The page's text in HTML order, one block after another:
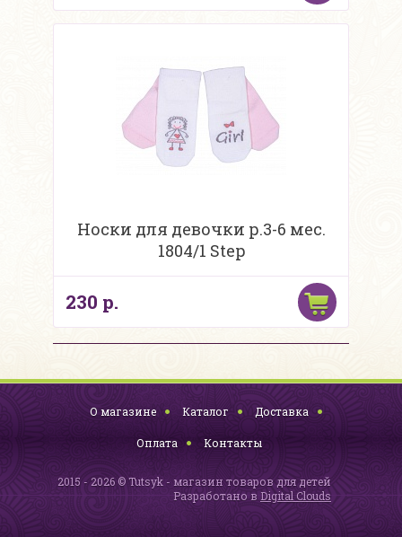
Носки для девочки р.3-6 мес.
1804/1 Step
230 р.
О магазине Каталог Доставка
Оплата Контакты
2015 - 2026 © Tutsyk - магазин товаров для детей
Разработано в Digital Clouds